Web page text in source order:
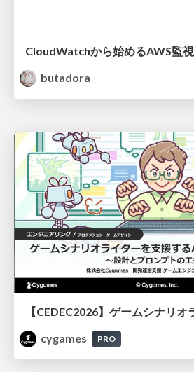
CloudWatchから始めるAWS監視
butadora
cygames
PRO